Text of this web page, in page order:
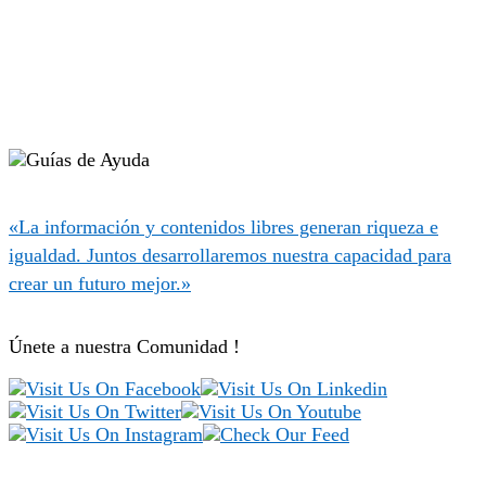
«La información y contenidos libres generan riqueza e
igualdad. Juntos desarrollaremos nuestra capacidad para
crear un futuro mejor.»
Únete a nuestra Comunidad !